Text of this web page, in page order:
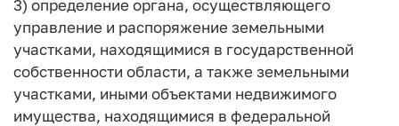
3) определение органа, осуществляющего
управление и распоряжение земельными
участками, находящимися в государственной
собственности области, а также земельными
участками, иными объектами недвижимого
имущества, находящимися в федеральной